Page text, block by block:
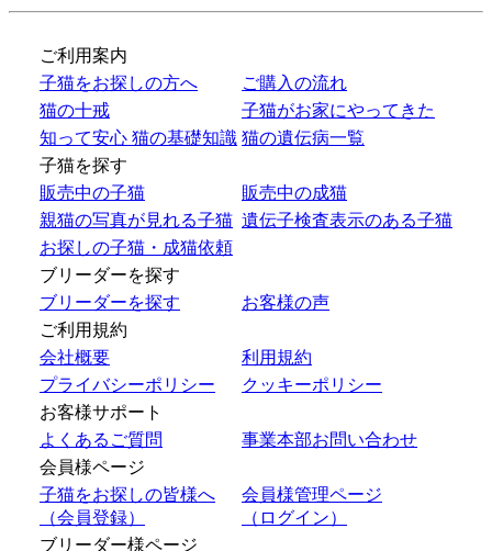
ご利用案内
子猫をお探しの方へ
ご購入の流れ
猫の十戒
子猫がお家にやってきた
知って安心 猫の基礎知識 猫の遺伝病一覧
子猫を探す
販売中の子猫
販売中の成猫
親猫の写真が見れる子猫 遺伝子検査表示のある子猫
お探しの子猫・成猫依頼
ブリーダーを探す
ブリーダーを探す
お客様の声
ご利用規約
会社概要
利用規約
プライバシーポリシー
クッキーポリシー
お客様サポート
よくあるご質問
事業本部お問い合わせ
会員様ページ
子猫をお探しの皆様へ
（会員登録）
会員様管理ページ
（ログイン）
ブリーダー様ページ